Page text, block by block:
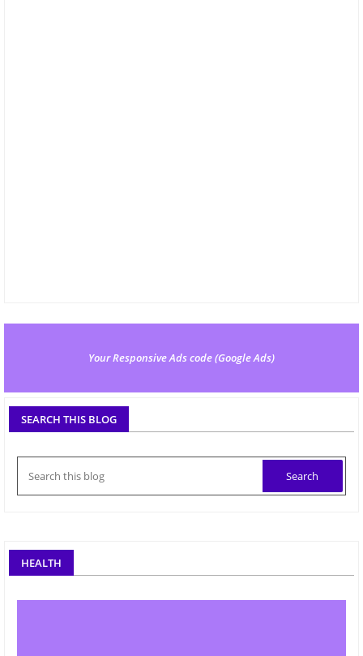
Your Responsive Ads code (Google Ads)
SEARCH THIS BLOG
HEALTH